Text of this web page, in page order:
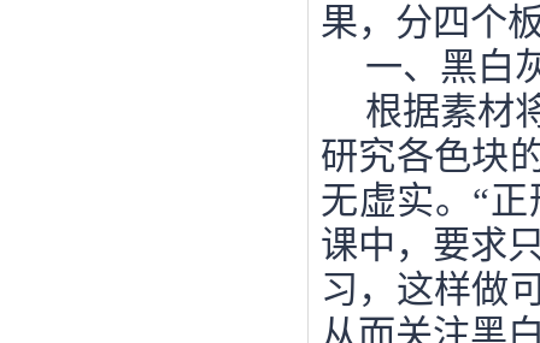
果，分四个
一、黑白
根据素材
研究各色块
无虚实。 “
课中，要求
习，这样做
从而关注黑